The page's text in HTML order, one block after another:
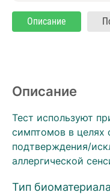
Описание
Описание
Тест используют
симптомов в целях
подтверждения/
аллергической
Тип